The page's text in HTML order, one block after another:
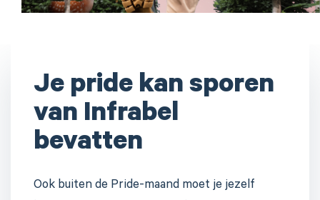
Je pride kan sporen
van Infrabel
bevatten
Ook buiten de Pride-maand moet je jezelf